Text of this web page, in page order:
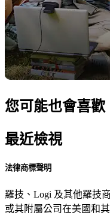
您可能也會喜歡
最近檢視
法律商標聲明
羅技、Logi 及其他羅技
或其附屬公司在美國和